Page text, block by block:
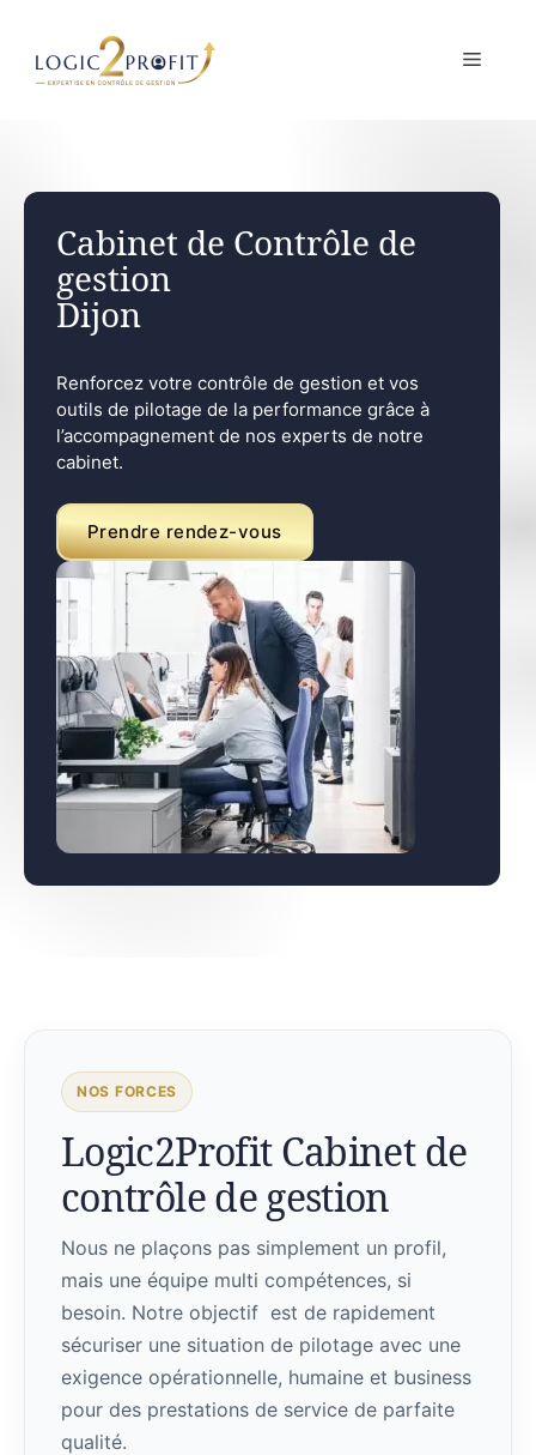
contenu
MENU
Cabinet de Contrôle de
gestion
Dijon
Renforcez votre contrôle de gestion et vos
outils de pilotage de la performance grâce à
l’accompagnement de nos experts de notre
cabinet.
Prendre rendez-vous
NOS FORCES
Logic2Profit Cabinet de
contrôle de gestion
Nous ne plaçons pas simplement un profil,
mais une équipe multi compétences, si
besoin. Notre objectif est de rapidement
sécuriser une situation de pilotage avec une
exigence opérationnelle, humaine et business
pour des prestations de service de parfaite
qualité.